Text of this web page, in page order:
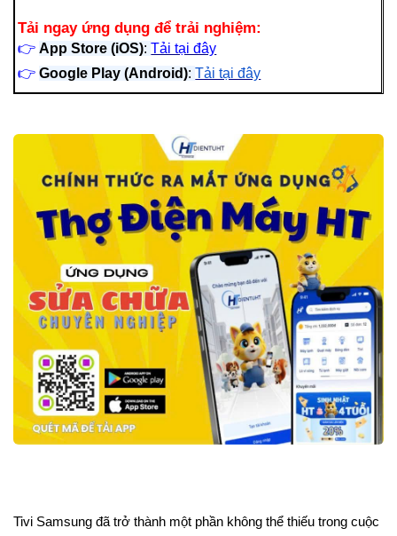
Tải ngay ứng dụng để trải nghiệm:
👉 App Store (iOS):Tải tại đây
👉 Google Play (Android):Tải tại đây
Tivi Samsung đã trở thành một phần không thể thiếu trong cuộc